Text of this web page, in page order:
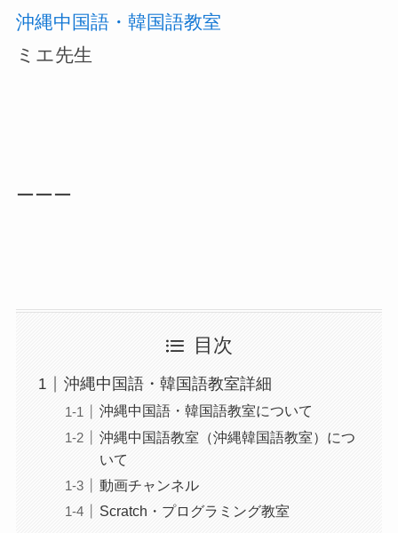
沖縄中国語・韓国語教室
ミエ先生
ーーー
目次
沖縄中国語・韓国語教室詳細
沖縄中国語・韓国語教室について
沖縄中国語教室（沖縄韓国語教室）につ
いて
動画チャンネル
Scratch・プログラミング教室